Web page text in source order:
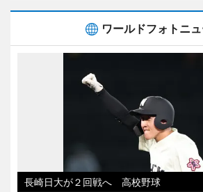
ワールドフォトニ
長崎日大が２回戦へ 高校野球